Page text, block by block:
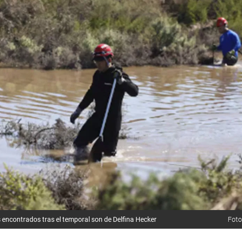
tras el temporal son de Delfina Hecker